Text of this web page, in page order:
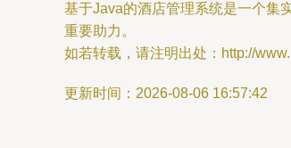
基于Java的酒店管理系统是一个集
重要助力。
如若转载，请注明出处：http://
更新时间：2026-08-06 16:57:42